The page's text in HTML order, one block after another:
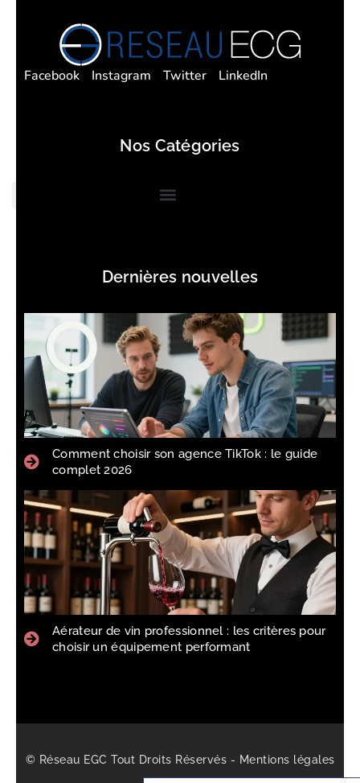
Facebook Instagram Twitter LinkedIn
Nos Catégories
Dernières nouvelles
Comment choisir son agence TikTok : le guide
complet 2026
Aérateur de vin professionnel : les critères pour
choisir un équipement performant
© Réseau EGC Tout Droits Réservés - Mentions légales